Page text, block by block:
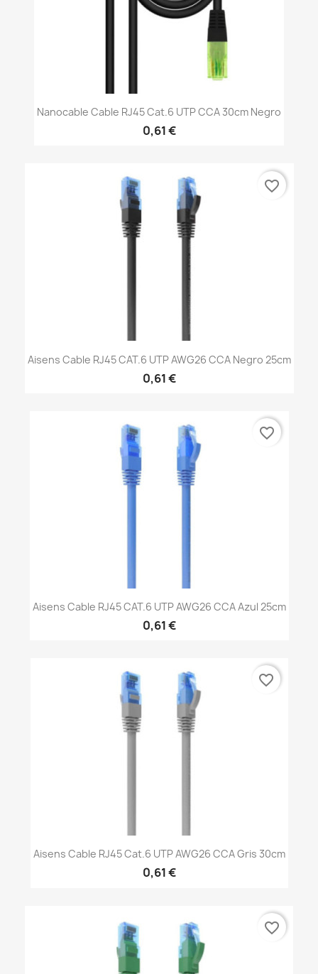
Nanocable Cable RJ45 Cat.6 UTP CCA 30cm Negro
0,61 €
Aisens Cable RJ45 CAT.6 UTP AWG26 CCA Negro 25cm
0,61 €
favorite_border
Aisens Cable RJ45 CAT.6 UTP AWG26 CCA Azul 25cm
0,61 €
favorite_border
Aisens Cable RJ45 Cat.6 UTP AWG26 CCA Gris 30cm
0,61 €
favorite_border
favorite_border